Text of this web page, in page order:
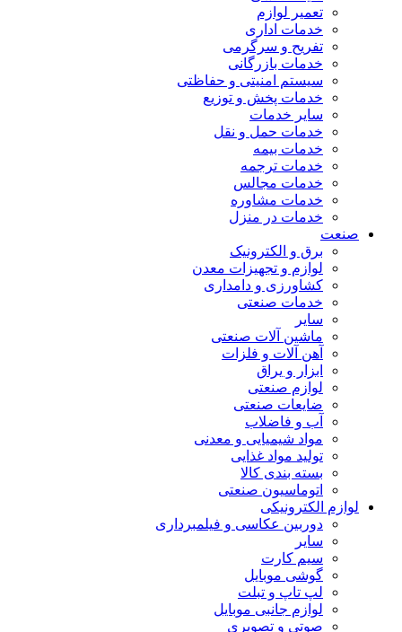
تعمیر لوازم
خدمات اداری
تفریح و سرگرمی
خدمات بازرگانی
سیستم امنیتی و حفاظتی
خدمات پخش و توزیع
سایر خدمات
خدمات حمل و نقل
خدمات بیمه
خدمات ترجمه
خدمات مجالس
خدمات مشاوره
خدمات در منزل
صنعت
برق و الکترونیک
لوازم و تجهیزات معدن
کشاورزی و دامداری
خدمات صنعتی
سایر
ماشین آلات صنعتی
آهن آلات و فلزات
ابزار و یراق
لوازم صنعتی
ضایعات صنعتی
آب و فاضلاب
مواد شیمیایی و معدنی
تولید مواد غذایی
بسته بندی کالا
اتوماسیون صنعتی
لوازم الکترونیکی
دوربین عکاسی و فیلمبرداری
سایر
سیم کارت
گوشی موبایل
لپ تاپ و تبلت
لوازم جانبی موبایل
صوتی و تصویری